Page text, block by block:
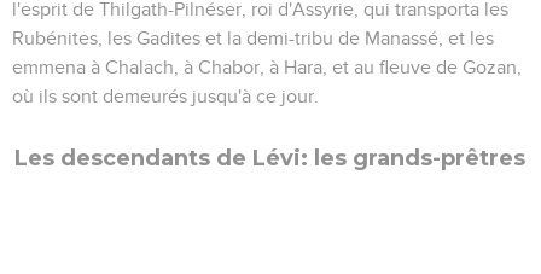
l'esprit de Thilgath-Pilnéser, roi d'Assyrie, qui transporta les
Rubénites, les Gadites et la demi-tribu de Manassé, et les
emmena à Chalach, à Chabor, à Hara, et au fleuve de Gozan,
où ils sont demeurés jusqu'à ce jour.
Les descendants de Lévi: les grands-prêtres